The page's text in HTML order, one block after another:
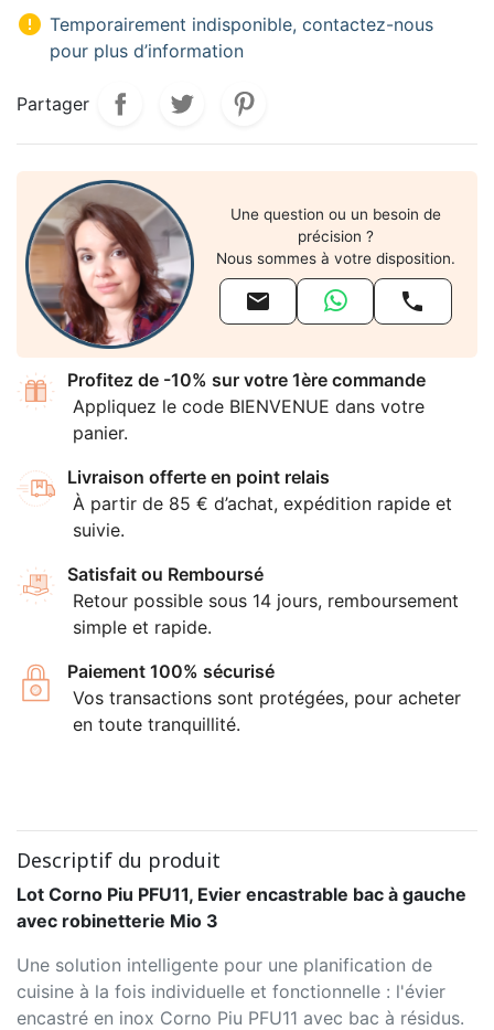
 Temporairement indisponible, contactez-nous
pour plus d’information
Partager
Une question ou un besoin de
précision ?
Nous sommes à votre disposition.
 
Profitez de -10% sur votre 1ère commande
Appliquez le code BIENVENUE dans votre
panier.
Livraison offerte en point relais
À partir de 85 € d’achat, expédition rapide et
suivie.
Satisfait ou Remboursé
Retour possible sous 14 jours, remboursement
simple et rapide.
Paiement 100% sécurisé
Vos transactions sont protégées, pour acheter
en toute tranquillité.
Descriptif du produit
Lot Corno Piu PFU11, Evier encastrable bac à gauche
avec robinetterie Mio 3
Une solution intelligente pour une planification de
cuisine à la fois individuelle et fonctionnelle : l'évier
encastré en inox Corno Piu PFU11 avec bac à résidus.